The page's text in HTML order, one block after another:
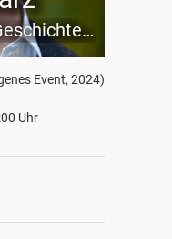
Ist der immer so? Geschichten aus dem leeren Nest
Event, 2024)
Uhr